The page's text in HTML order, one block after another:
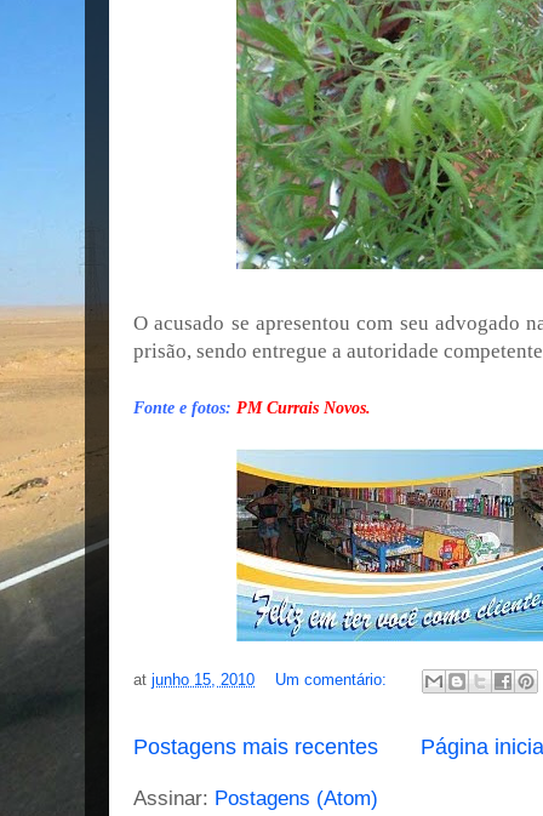
O acusado se apresentou com seu advogado
prisão, sendo entregue a autoridade
Fonte e fotos: PM Currais Novos.
at junho 15, 2010 Um comentário:
Postagens mais recentes Página
Assinar: Postagens (Atom)